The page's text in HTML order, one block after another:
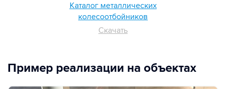
Каталог металлических
колесоотбойников
Скачать
Пример реализации на объектах